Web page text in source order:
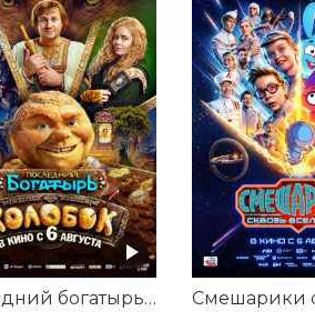
Последний богатырь. Колобок